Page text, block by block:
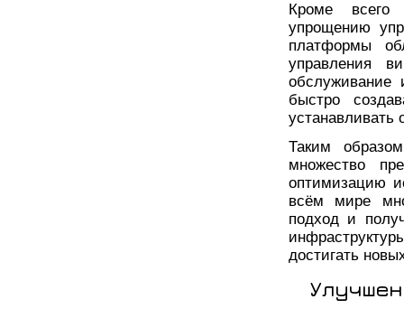
Кроме всего
упрощению
платформы
управления
обслуживание
быстро
устанавливать
Таким
множество
оптимизацию
всём мире
подход и
достигать